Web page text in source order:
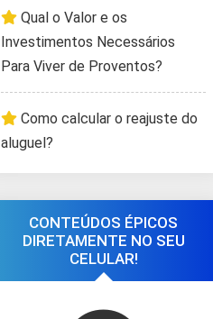
Qual o Valor e os
Investimentos Necessários
Para Viver de Proventos?
Como calcular o reajuste do
aluguel?
CONTEÚDOS ÉPICOS
DIRETAMENTE NO SEU
CELULAR!